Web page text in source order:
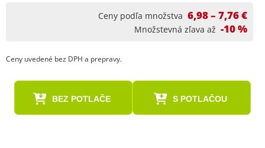
Ceny podľa množstva 6,98 – 7,76 €
Množstevná zľava až -10 %
Ceny uvedené bez DPH a prepravy.
BEZ POTLAČE S POTLAČOU